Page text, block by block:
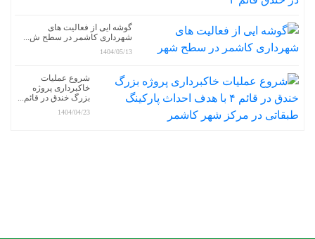
گوشه ایی از فعالیت های
شهرداری کاشمر در سطح ش...
1404/05/13
شروع عملیات
خاکبرداری پروژه
بزرگ خندق در قائم...
1404/04/23